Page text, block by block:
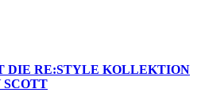
DIE RE:STYLE KOLLEKTION
SCOTT